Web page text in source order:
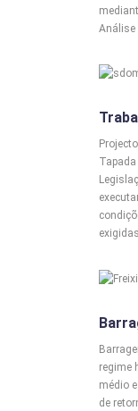
Análise
Tapada
regime
médio
de